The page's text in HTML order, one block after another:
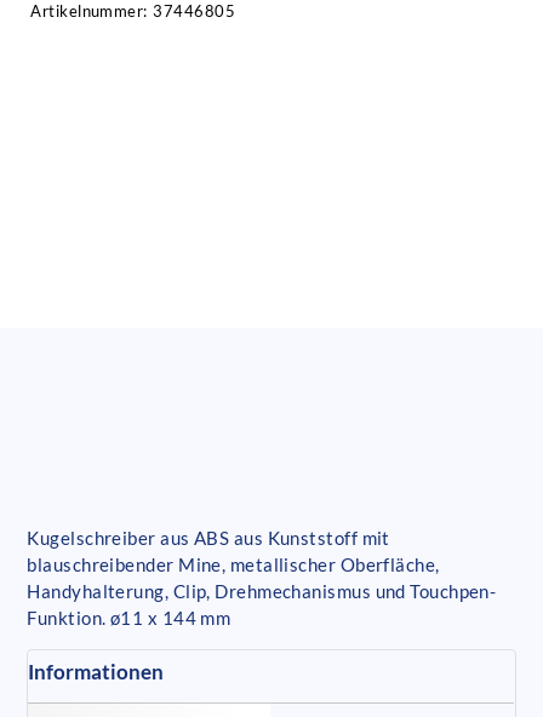
Artikelnummer: 37446805
Kugelschreiber aus ABS aus Kunststoff mit
blauschreibender Mine, metallischer Oberfläche,
Handyhalterung, Clip, Drehmechanismus und Touchpen-
Funktion. ø11 x 144 mm
Informationen